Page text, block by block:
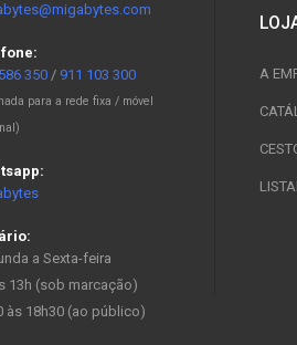
350/ 911 103 300
para a rede fixa / móvel
a Sexta-feira
13h (sob marcação)
(ao público)
A